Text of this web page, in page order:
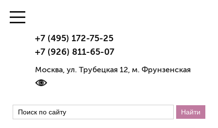
+7 (495) 172-75-25
+7 (926) 811-65-07
Москва, ул. Трубецкая 12, м. Фрунзенская